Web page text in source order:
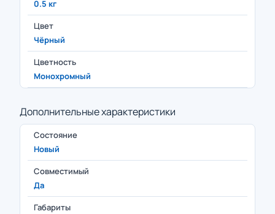
0.5 кг
Цвет
Чёрный
Цветность
Монохромный
Дополнительные характеристики
Состояние
Новый
Совместимый
Да
Габариты